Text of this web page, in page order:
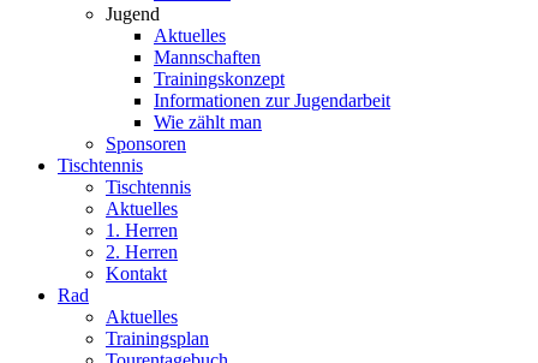
Jugend
Aktuelles
Mannschaften
Trainingskonzept
Informationen zur Jugendarbeit
Wie zählt man
Sponsoren
Tischtennis
Tischtennis
Aktuelles
1. Herren
2. Herren
Kontakt
Rad
Aktuelles
Trainingsplan